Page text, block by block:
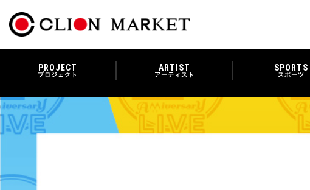
PROJECT
プロジェクト
ARTIST
アーティスト
SPORTS
スポーツ